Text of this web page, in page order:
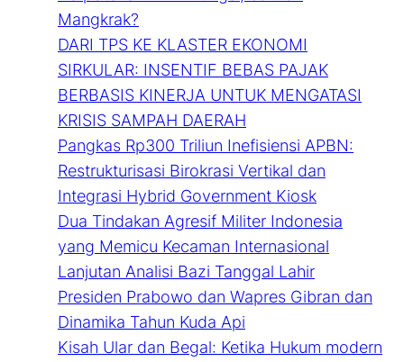
Mangkrak?
DARI TPS KE KLASTER EKONOMI
SIRKULAR: INSENTIF BEBAS PAJAK
BERBASIS KINERJA UNTUK MENGATASI
KRISIS SAMPAH DAERAH
Pangkas Rp300 Triliun Inefisiensi APBN:
Restrukturisasi Birokrasi Vertikal dan
Integrasi Hybrid Government Kiosk
Dua Tindakan Agresif Militer Indonesia
yang Memicu Kecaman Internasional
Lanjutan Analisi Bazi Tanggal Lahir
Presiden Prabowo dan Wapres Gibran dan
Dinamika Tahun Kuda Api
Kisah Ular dan Begal: Ketika Hukum modern